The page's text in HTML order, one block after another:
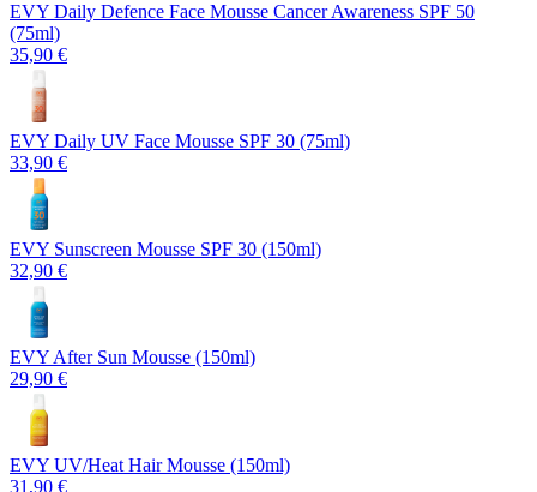
EVY Daily Defence Face Mousse Cancer Awareness SPF 50
(75ml)
35,90 €
EVY Daily UV Face Mousse SPF 30 (75ml)
33,90 €
EVY Sunscreen Mousse SPF 30 (150ml)
32,90 €
EVY After Sun Mousse (150ml)
29,90 €
EVY UV/Heat Hair Mousse (150ml)
31,90 €